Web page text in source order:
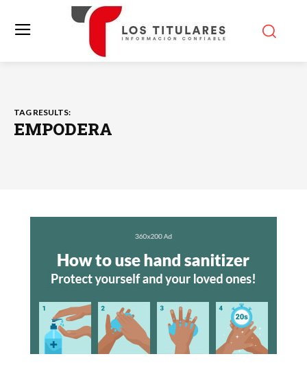
TAG RESULTS:
EMPODERA